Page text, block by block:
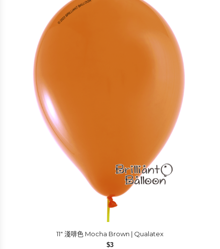
11″ 淺啡色 Mocha Brown | Qualatex
$3